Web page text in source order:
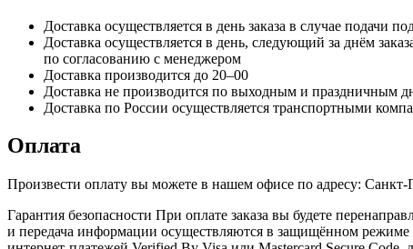
Доставка осуществляется в день заказа в случае подачи
Доставка осуществляется в день, следующий за днём
по согласованию с менеджером
Доставка производится до 20–00
Доставка не производится по выходным и праздничным
Доставка по России осуществляется транспортными
Оплата
Произвести оплату вы можете в нашем офисе по адресу:
Гарантия безопасности При оплате заказа вы будете
и передача информации осуществляются в защищённом режиме